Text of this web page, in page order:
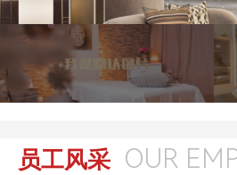
员工风采 OUR